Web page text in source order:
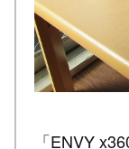
「ENVY